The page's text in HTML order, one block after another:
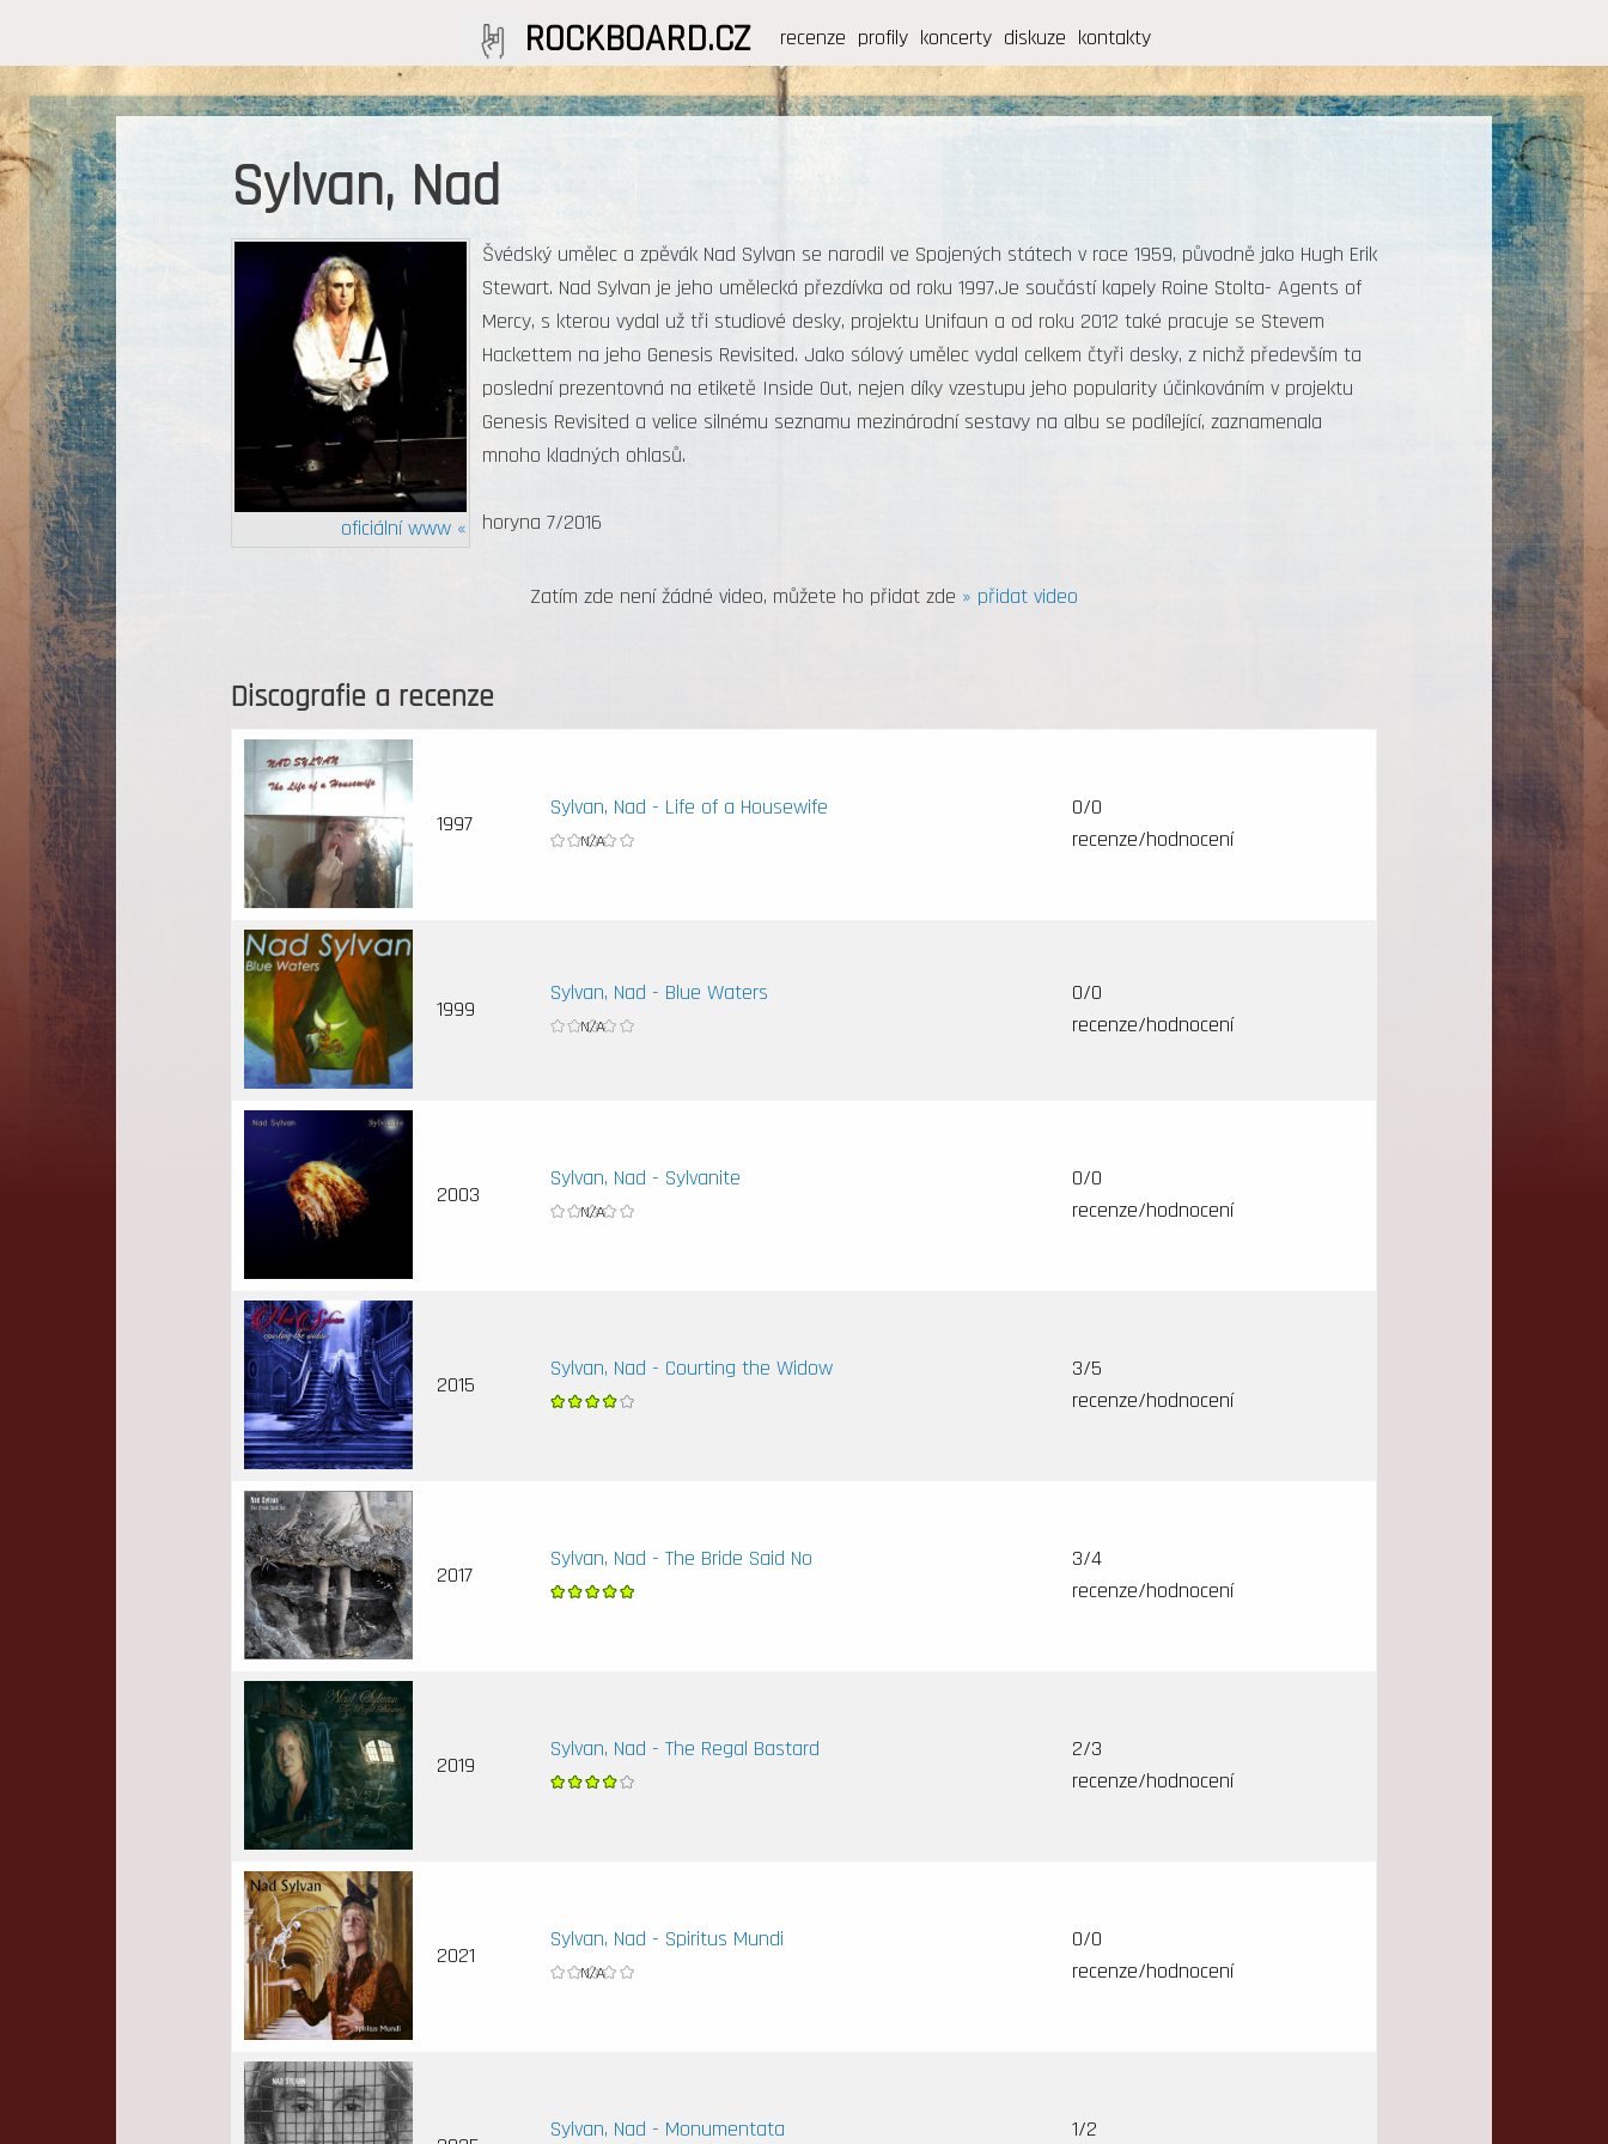
ROCKBOARD.CZ recenze profily koncerty diskuze kontakty
Sylvan, Nad
oficiální www «
Švédský umělec a zpěvák Nad Sylvan se narodil ve Spojených státech v roce 1959, původně jako Hugh Erik
Stewart. Nad Sylvan je jeho umělecká přezdívka od roku 1997.Je součástí kapely Roine Stolta- Agents of
Mercy, s kterou vydal už tři studiové desky, projektu Unifaun a od roku 2012 také pracuje se Stevem
Hackettem na jeho Genesis Revisited. Jako sólový umělec vydal celkem čtyři desky, z nichž především ta
poslední prezentovná na etiketě Inside Out, nejen díky vzestupu jeho popularity účinkováním v projektu
Genesis Revisited a velice silnému seznamu mezinárodní sestavy na albu se podílející, zaznamenala
mnoho kladných ohlasů.
horyna 7/2016
Zatím zde není žádné video, můžete ho přidat zde » přidat video
Discografie a recenze
1997
Sylvan, Nad - Life of a Housewife
0/0
recenze/hodnocení
1999
Sylvan, Nad - Blue Waters
0/0
recenze/hodnocení
2003
Sylvan, Nad - Sylvanite
0/0
recenze/hodnocení
2015
Sylvan, Nad - Courting the Widow
3/5
recenze/hodnocení
2017
Sylvan, Nad - The Bride Said No
3/4
recenze/hodnocení
2019
Sylvan, Nad - The Regal Bastard
2/3
recenze/hodnocení
2021
Sylvan, Nad - Spiritus Mundi
0/0
recenze/hodnocení
Sylvan, Nad - Monumentata 1/2